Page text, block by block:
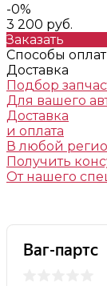
-0%
3 200 руб.
Заказать
Способы
Доставка
Подбор
Для вашего
Доставка
и оплата
В любой
Получить
От нашего